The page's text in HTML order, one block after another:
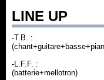
LINE UP
-T.B. :
-L.F.F. :
(batterie+mellotron)